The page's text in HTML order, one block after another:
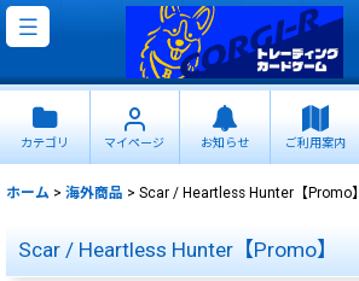
カテゴリ マイページ お知らせ ご利用案内
ホーム > 海外商品 > Scar / Heartless Hunter【Promo】
Scar / Heartless Hunter【Promo】